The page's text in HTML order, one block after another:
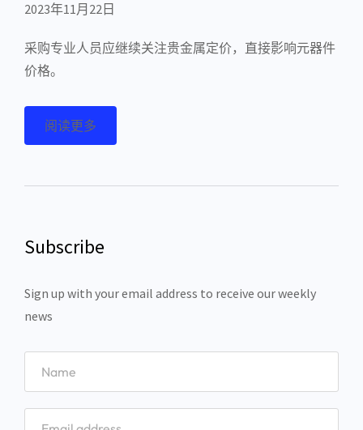
2023年11月22日
采购专业人员应继续关注贵金属定价，直接影响元器件
价格。
阅读更多
Subscribe
Sign up with your email address to receive our weekly
news